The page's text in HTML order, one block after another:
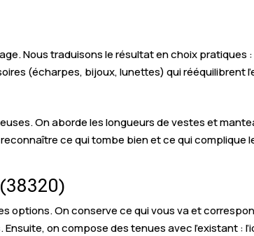
Nous traduisons le résultat en choix pratiques
(écharpes, bijoux, lunettes) qui rééquilibrent
On aborde les longueurs de vestes et
ce qui tombe bien et ce qui complique
options. On conserve ce qui vous va et
on compose des tenues avec l’existant :